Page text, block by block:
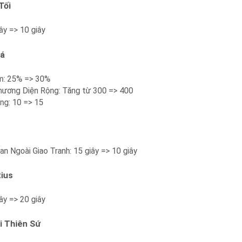
=> 10 giây
25% => 30%
Diện Rộng: Tăng từ 300 => 400
10 => 15
Ngoài Giao Tranh: 15 giây => 10 giây
=> 20 giây
Thiên Sứ